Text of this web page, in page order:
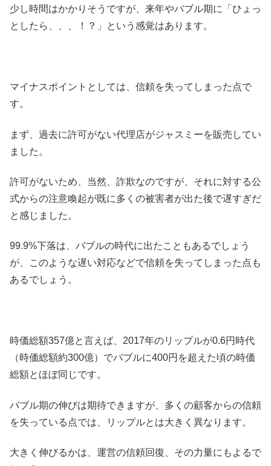
少し時間はかかりそうですが、来年やバブル期に「ひょっ
としたら、、、！？」という感覚はあります。
マイナスポイントとしては、信頼を失ってしまった点で
す。
まず、過去に許可がない代理店がジャスミーを販売してい
ました。
許可がないため、当然、詐欺なのですが、それに対する公
式からの注意喚起が既に多くの被害者が出た後で遅すぎだ
と感じました。
99.9%下落は、バブルの時代に出たこともあるでしょう
が、このような遅い対応などで信頼を失ってしまった点も
あるでしょう。
時価総額357億と言えば、2017年のリップルが0.6円時代
（時価総額約300億）でバブルに400円を超えた頃の時価
総額とほぼ同じです。
バブル期の伸びは期待できますが、多くの顧客からの信頼
を失っている点では、リップルとは大きく異なります。
大きく伸びるかは、運営の信頼回復、その力量にもよるで